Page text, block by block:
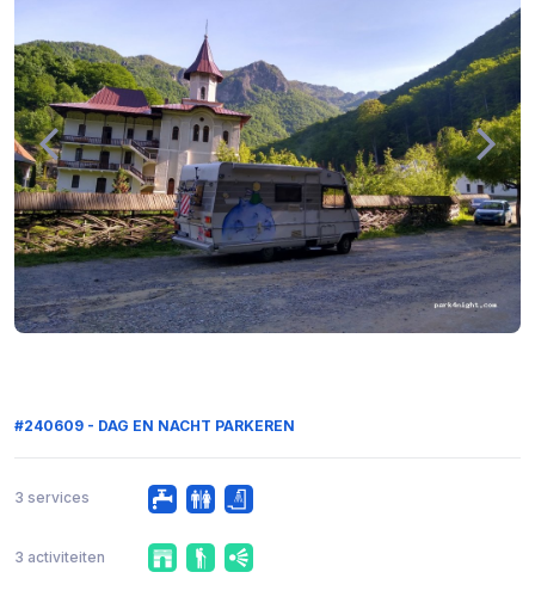
#240609 - DAG EN NACHT PARKEREN
3 services
3 activiteiten